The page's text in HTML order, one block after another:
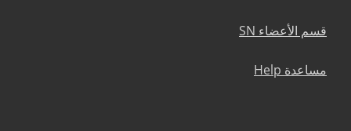
قسم الأعضاء SN
مساعدة Help